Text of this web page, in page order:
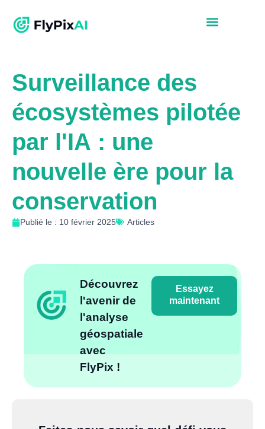
Surveillance des
écosystèmes pilotée
par l'IA : une
nouvelle ère pour la
conservation
Publié le : 10 février 2025 Articles
Découvrez
l'avenir de
l'analyse
géospatiale
avec
FlyPix !
Essayez
maintenant